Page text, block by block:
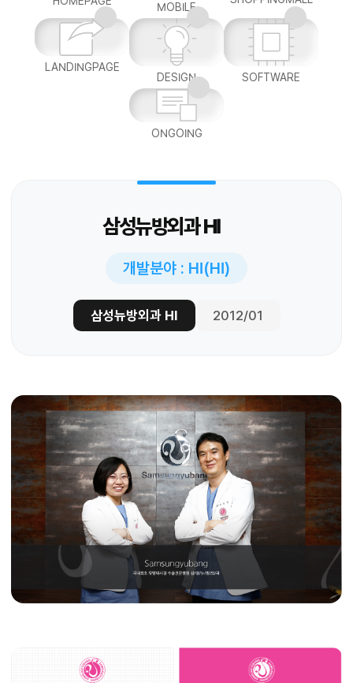
MOBILE
LANDINGPAGE
DESIGN
SOFTWARE
ONGOING
삼성뉴방외과 HI
개발분야 : HI(HI)
삼성뉴방외과 HI 2012/01